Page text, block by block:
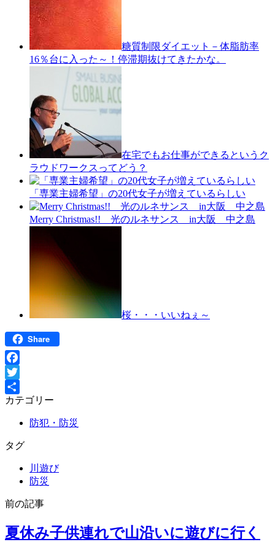
糖質制限ダイエット－体脂肪率
16％台に入った～！停滞期抜けてきたかな。
在宅でもお仕事ができるというク
ラウドワークスってどう？
「専業主婦希望」の20代女子が増えているらしい
Merry Christmas!! 光のルネサンス in大阪 中之島
桜・・・いいねぇ～
Share
Facebook
Twitter
共
カテゴリー
防犯・防災
タグ
川遊び
防災
前の記事
夏休み子供連れで山沿いに遊びに行く